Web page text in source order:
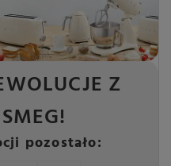
Z
pozostało: